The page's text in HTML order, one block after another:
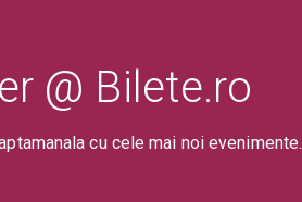
@ Bilete.ro
cu cele mai noi evenimente.